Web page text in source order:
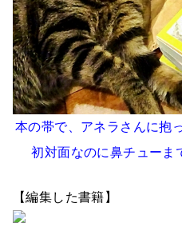
本の帯で、アネラさんに抱
初対面なのに鼻チューま
【編集した書籍】